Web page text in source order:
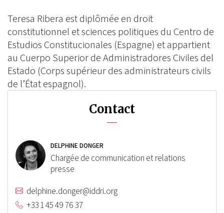
Teresa Ribera est diplômée en droit
constitutionnel et sciences politiques du Centro de
Estudios Constitucionales (Espagne) et appartient
au Cuerpo Superior de Administradores Civiles del
Estado (Corps supérieur des administrateurs civils
de l’État espagnol).
Contact
DELPHINE DONGER
Chargée de communication et relations
presse
delphine.donger@iddri.org
+33 1 45 49 76 37